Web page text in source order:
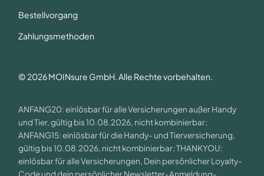
Bestellvorgang
Zahlungsmethoden
© 2026 MOINsure GmbH. Alle Rechte vorbehalten.
ANFANG20: einlösbar für alle Versicherungen außer Handy
und Tier, gültig bis 10.08.2026, nicht kombinierbar;
ANFANG15: einlösbar für die Handy- und Tierversicherung,
gültig bis 10.08.2026, nicht kombinierbar; THANKYOU:
einlösbar für alle Versicherungen, Dein persönlicher Loyalty-
Code und dein persönlicher Newsletter-Anmeldung-